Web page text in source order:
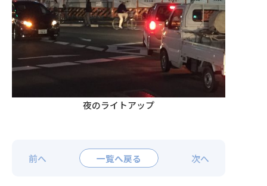
夜のライトアップ
前へ 一覧へ戻る 次へ